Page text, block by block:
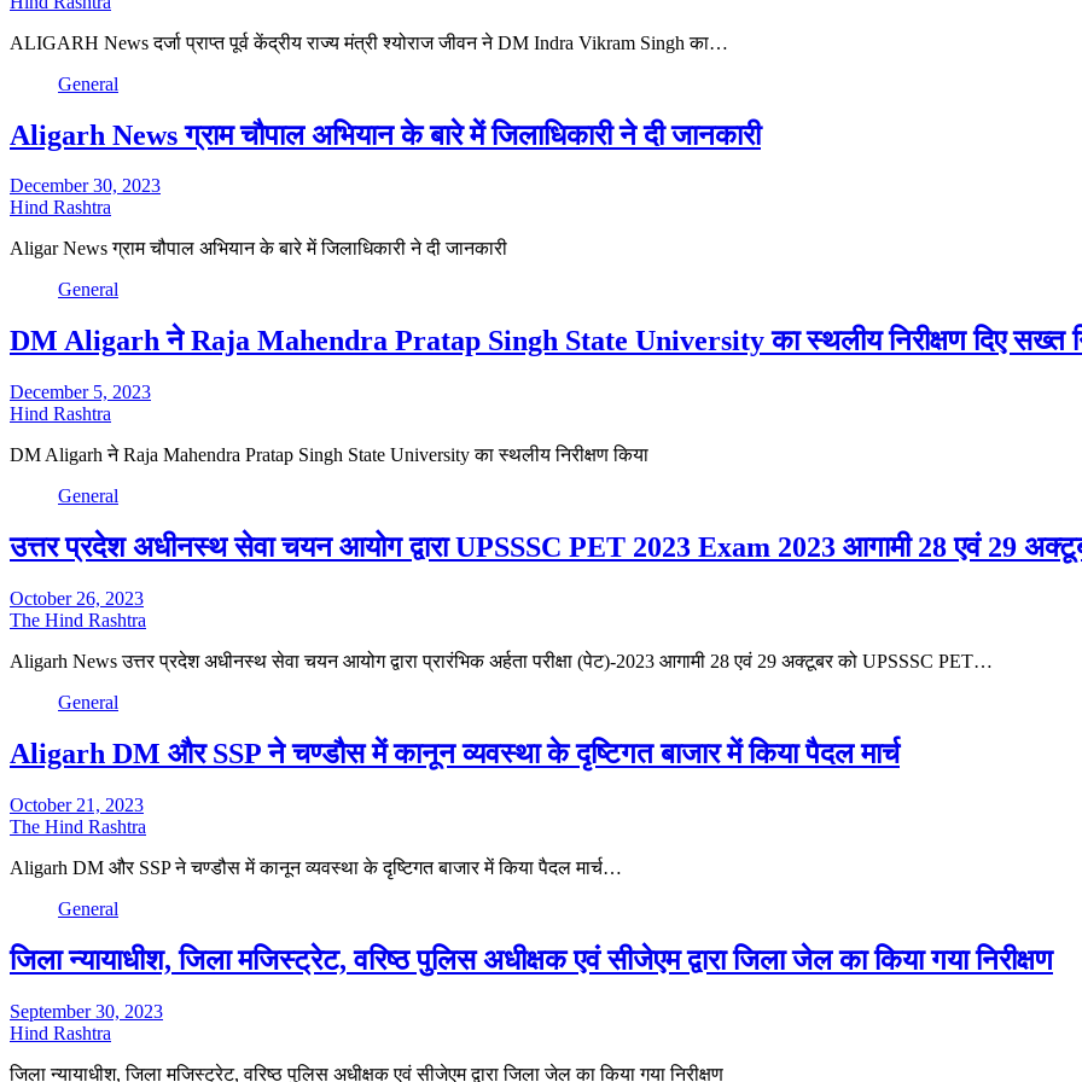
ALIGARH News दर्जा प्राप्त पूर्व केंद्रीय राज्य मंत्री श्योराज जीवन ने DM Indra Vikram Singh का…
General
Aligarh News ग्राम चौपाल अभियान के बारे में जिलाधिकारी ने दी जानकारी
December 30, 2023
Hind Rashtra
Aligar News ग्राम चौपाल अभियान के बारे में जिलाधिकारी ने दी जानकारी
General
DM Aligarh ने Raja Mahendra Pratap Singh State University का स्थलीय निरीक्षण दिए सख्त
December 5, 2023
Hind Rashtra
DM Aligarh ने Raja Mahendra Pratap Singh State University का स्थलीय निरीक्षण किया
General
उत्तर प्रदेश अधीनस्थ सेवा चयन आयोग द्वारा UPSSSC PET 2023 Exam 2023 आगामी 28 एवं 29
October 26, 2023
The Hind Rashtra
Aligarh News उत्तर प्रदेश अधीनस्थ सेवा चयन आयोग द्वारा प्रारंभिक अर्हता परीक्षा (पेट)-2023 आगामी 28 एवं 29 अक्टूबर को UPSSSC PET…
General
Aligarh DM और SSP ने चण्डौस में कानून व्यवस्था के दृष्टिगत बाजार में किया पैदल मार्च
October 21, 2023
The Hind Rashtra
Aligarh DM और SSP ने चण्डौस में कानून व्यवस्था के दृष्टिगत बाजार में किया पैदल मार्च…
General
जिला न्यायाधीश, जिला मजिस्ट्रेट, वरिष्ठ पुलिस अधीक्षक एवं सीजेएम द्वारा जिला जेल का किया गया निरीक्षण
September 30, 2023
Hind Rashtra
जिला न्यायाधीश, जिला मजिस्ट्रेट, वरिष्ठ पुलिस अधीक्षक एवं सीजेएम द्वारा जिला जेल का किया गया निरीक्षण